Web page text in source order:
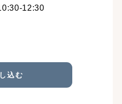
12:30
込む